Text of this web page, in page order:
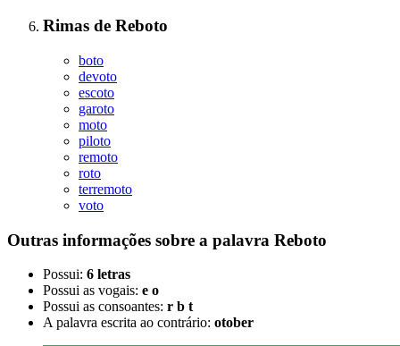
Rimas de Reboto
boto
devoto
escoto
garoto
moto
piloto
remoto
roto
terremoto
voto
Outras informações sobre a palavra Reboto
Possui: 6 letras
Possui as vogais: e o
Possui as consoantes: r b t
A palavra escrita ao contrário: otober